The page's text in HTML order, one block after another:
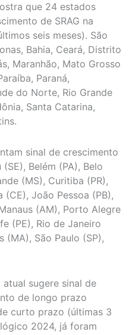
que 24 estados
de SRAG na
seis meses). São
Bahia, Ceará, Distrito
Maranhão, Mato Grosso
Paraná,
do Norte, Rio Grande
Santa Catarina,
sinal de crescimento
Belém (PA), Belo
(MS), Curitiba (PR),
João Pessoa (PB),
(AM), Porto Alegre
(PE), Rio de Janeiro
(MA), São Paulo (SP),
sugere sinal de
de longo prazo
curto prazo (últimas 3
2024, já foram